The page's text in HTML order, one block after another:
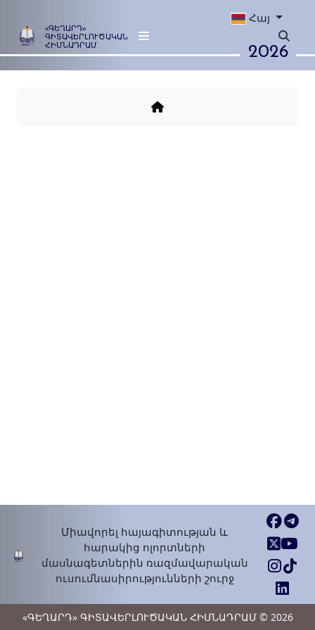
«ԳԵՂԱՐԴ»
ԳԻՏԱՎԵՐԼՈՒԾԱԿԱՆ
ՀԻՄՆԱԴՐԱՄ
Հայ
2026
Միավորել հայագիտության և
հարակից ոլորտների
մասնագետներին ռազմավարական
ուսումնասիրությունների շուրջ
«ԳԵՂԱՐԴ» ԳԻՏԱՎԵՐԼՈՒԾԱԿԱՆ ՀԻՄՆԱԴՐԱՄ © 2026